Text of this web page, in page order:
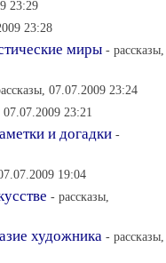
23:29
23:28
миры - рассказы,
07.07.2009 23:24
07.07.2009 23:21
и догадки -
19:04
- рассказы,
художника - рассказы,